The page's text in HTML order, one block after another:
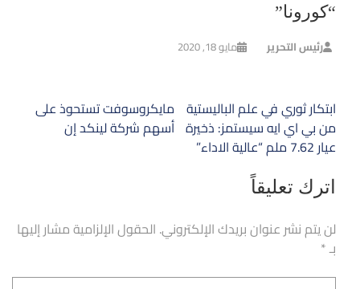
“كورونا”
رئيس التحرير مايو 18, 2020
تصفّح
المقالات
مايكروسوفت تستحوذ على
أسهم شركة لينكد إن
ابتكار ثوري في علم الباليستية
من بي اي ايه سيستمز: ذخيرة
عيار 7.62 ملم “عالية الاداء”
اترك تعليقاً
لن يتم نشر عنوان بريدك الإلكتروني. الحقول الإلزامية مشار إليها
بـ*